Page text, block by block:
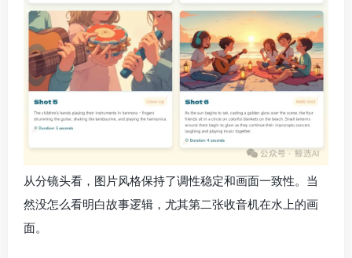
从分镜头看，图片风格保持了调性稳定和画面一致性。当
然没怎么看明白故事逻辑，尤其第二张收音机在水上的画
面。